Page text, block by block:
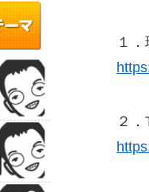
１
２